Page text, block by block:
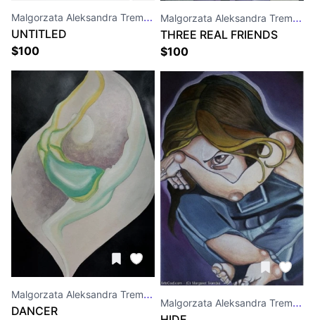
Malgorzata Aleksandra Trembla
UNTITLED
$100
Malgorzata Aleksandra Trembla
DANCER
Malgorzata Aleksandra Trembla
THREE REAL FRIENDS
$100
Malgorzata Aleksandra Trembla